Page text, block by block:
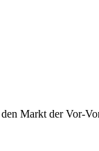
Markt der Vor-